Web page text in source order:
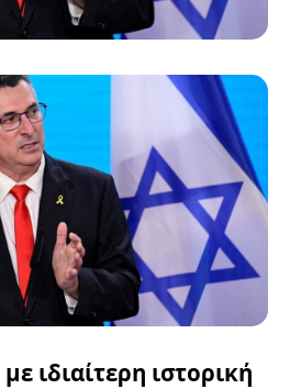
ιδιαίτερη ιστορική